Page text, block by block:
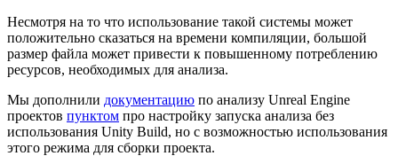
Несмотря на то что использование такой системы может
положительно сказаться на времени компиляции, большой
размер файла может привести к повышенному потреблению
ресурсов, необходимых для анализа.
Мы дополнили документацию по анализу Unreal Engine
проектов пунктом про настройку запуска анализа без
использования Unity Build, но с возможностью использования
этого режима для сборки проекта.